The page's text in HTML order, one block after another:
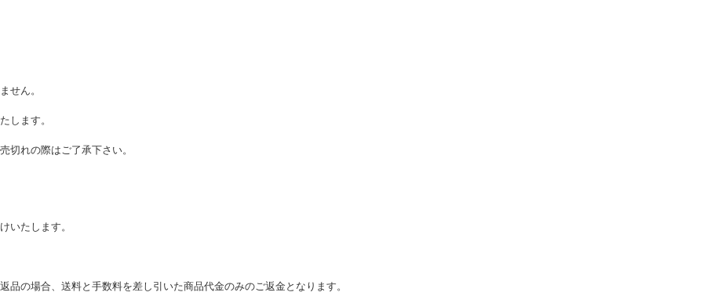
せん。
します。
切れの際はご了承下さい。
いたします。
品の場合、送料と手数料を差し引いた商品代金のみのご返金となります。